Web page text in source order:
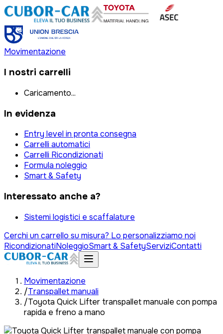
Movimentazione
I nostri carrelli
Caricamento...
In evidenza
Entry level in pronta consegna
Carrelli automatici
Carrelli Ricondizionati
Formula noleggio
Smart & Safety
Interessato anche a?
Sistemi logistici e scaffalature
Cerchi un carrello su misura? Lo personalizziamo noi
RicondizionatiNoleggioSmart & SafetyServiziContatti
Movimentazione
/Transpallet manuali
/Toyota Quick Lifter transpallet manuale con pompa
rapida e freno a mano